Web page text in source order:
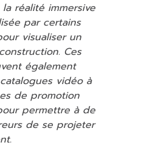
réalité immersive
par certains
visualiser un
Ces
également
vidéo à
de promotion
permettre à de
de se projeter